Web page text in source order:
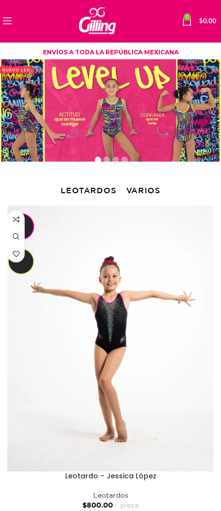
0 $0.00
ENVÍOS A TODA LA REPÚBLICA MEXICANA
LEOTARDOS VARIOS
Leotardo – Jessica López
Leotardos
$800.00 pieza